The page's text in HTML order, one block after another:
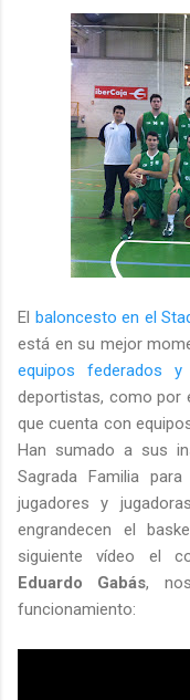
El baloncesto en el
está en su mejor
equipos federados y
deportistas, como por
que cuenta con
Han sumado a sus
Sagrada Familia
jugadores y
engrandecen el
siguiente vídeo el
Eduardo Gabás,
funcionamiento: